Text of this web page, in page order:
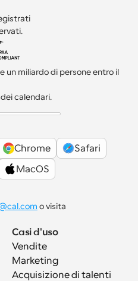
un miliardo di persone entro il
calendari.
Chrome
Safari
MacOS
Casi d'uso
Vendite
Marketing
Acquisizione di talenti